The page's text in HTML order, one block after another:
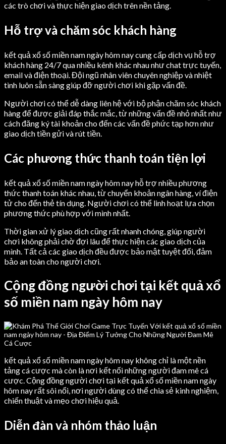
các trò chơi và thực hiện giao dịch trên nền tảng.
Hỗ trợ và chăm sóc khách hàng
kết quả xổ số miền nam ngày hôm nay cung cấp dịch vụ hỗ trợ
khách hàng 24/7 qua nhiều kênh khác nhau như chat trực tuyến,
email và điện thoại. Đội ngũ nhân viên chuyên nghiệp và nhiệt
tình luôn sẵn sàng giúp đỡ người chơi khi gặp vấn đề.
Người chơi có thể dễ dàng liên hệ với bộ phận chăm sóc khách
hàng để được giải đáp thắc mắc, từ những vấn đề nhỏ nhất như
cách đăng ký tài khoản cho đến các vấn đề phức tạp hơn như
giao dịch tiền gửi và rút tiền.
Các phương thức thanh toán tiện lợi
kết quả xổ số miền nam ngày hôm nay hỗ trợ nhiều phương
thức thanh toán khác nhau, từ chuyển khoản ngân hàng, ví điện
tử cho đến thẻ tín dụng. Người chơi có thể linh hoạt lựa chọn
phương thức phù hợp với mình nhất.
Thời gian xử lý giao dịch cũng rất nhanh chóng, giúp người
chơi không phải chờ đợi lâu để thực hiện các giao dịch của
mình. Tất cả các giao dịch đều được bảo mật tuyệt đối, đảm
bảo an toàn cho người chơi.
Cộng đồng người chơi tại kết quả xổ
số miền nam ngày hôm nay
kết quả xổ số miền nam ngày hôm nay không chỉ là một nền
tảng cá cược mà còn là nơi kết nối những người đam mê cá
cược. Cộng đồng người chơi tại kết quả xổ số miền nam ngày
hôm nay rất sôi nổi, nơi người dùng có thể chia sẻ kinh nghiệm,
chiến thuật và mẹo chơi hiệu quả.
Diễn đàn và nhóm thảo luận